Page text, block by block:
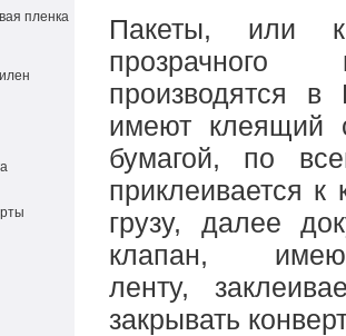
пленка
Пакеты, или
прозрачного
производятся
имеют клеящий
бумагой, по
приклеивается к
грузу, далее
клапан,
ленту,
закрывать